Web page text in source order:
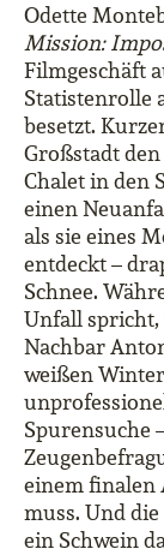
Odette
Mission:
Filmgeschäft
Statistenrolle
besetzt.
Großstadt
Chalet in den
einen
als sie eines
entdeckt –
Schnee.
Unfall
Nachbar
weißen
Spurensuche
einem finalen
muss. Und
ein Schwein